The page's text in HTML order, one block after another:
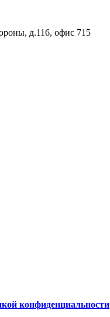
д.116, офис 715
конфиденциальности